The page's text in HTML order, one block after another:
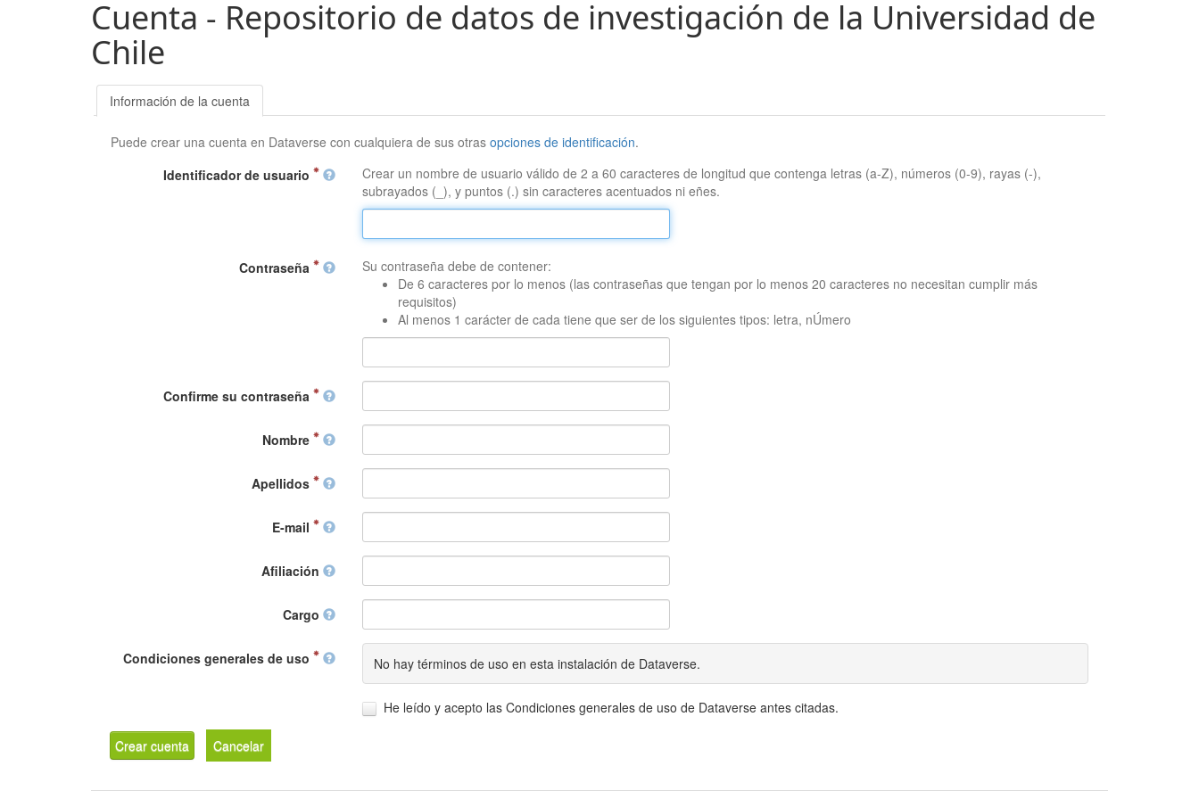
Cuenta - Repositorio de datos de investigación de la Universidad de
Chile
Información de la cuenta
Puede crear una cuenta en Dataverse con cualquiera de sus otrasopciones de identificación.
Identificador de usuario
Crear un nombre de usuario válido de 2 a 60 caracteres de longitud que contenga letras (a-Z), números (0-9), rayas (-),
subrayados (_), y puntos (.) sin caracteres acentuados ni eñes.
Contraseña
Su contraseña debe de contener:
De 6 caracteres por lo menos (las contraseñas que tengan por lo menos 20 caracteres no necesitan cumplir más
requisitos)
Al menos 1 carácter de cada tiene que ser de los siguientes tipos: letra, nÚmero
Confirme su contraseña
Nombre
Apellidos
E-mail
Afiliación
Cargo
Condiciones generales de uso No hay términos de uso en esta instalación de Dataverse.
He leído y acepto las Condiciones generales de uso de Dataverse antes citadas.
Crear cuenta Cancelar